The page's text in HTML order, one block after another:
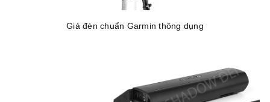
Giá đèn chuẩn Garmin thông dụng